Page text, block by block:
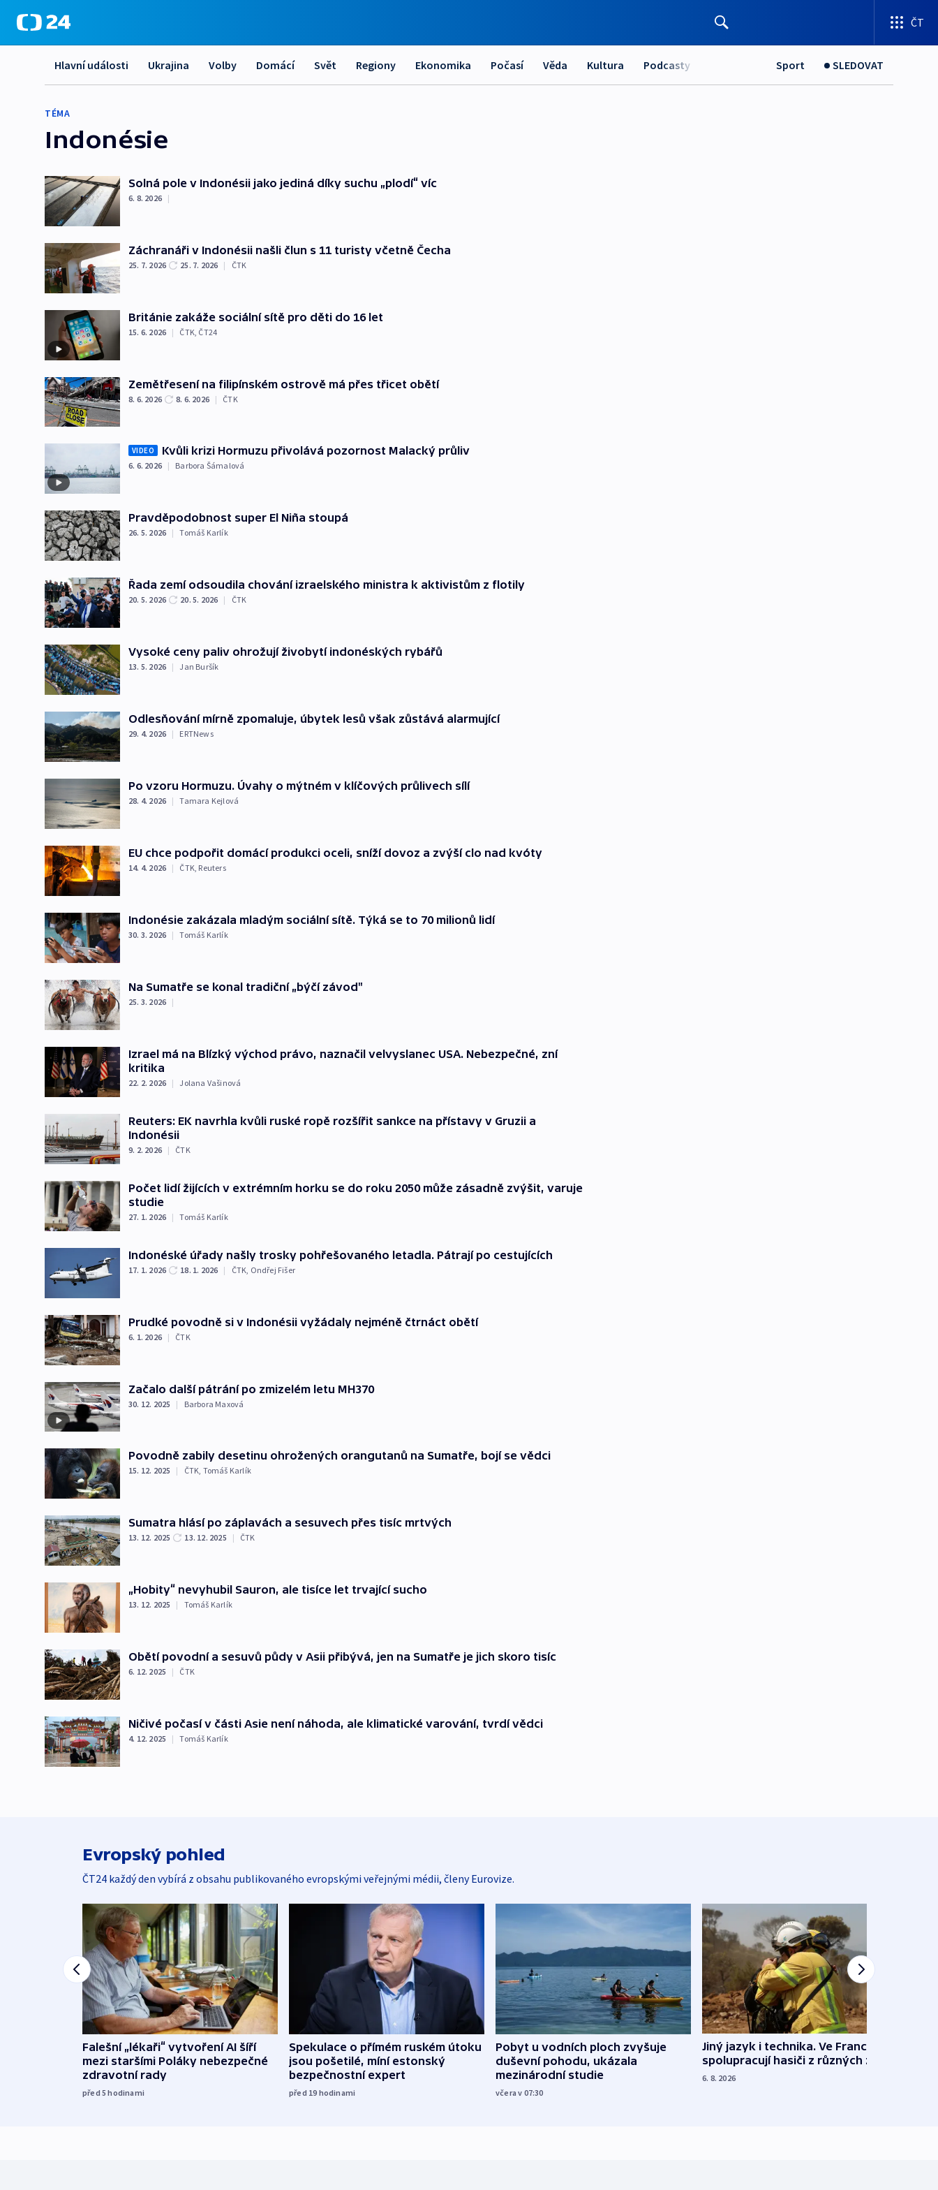
ČT
Hlavní události Ukrajina Volby Domácí Svět Regiony Ekonomika Počasí Věda Kultura Podcasty Sport SLEDOVAT
TÉMA
Indonésie
Solná pole v Indonésii jako jediná díky suchu „plodí“ víc
6. 8. 2026 |
Záchranáři v Indonésii našli člun s 11 turisty včetně Čecha
25. 7. 2026 25. 7. 2026 | ČTK
Británie zakáže sociální sítě pro děti do 16 let
15. 6. 2026 | ČTK ČT24
Zemětřesení na filipínském ostrově má přes třicet obětí
8. 6. 2026 8. 6. 2026 | ČTK
VIDEO Kvůli krizi Hormuzu přivolává pozornost Malacký průliv
6. 6. 2026 | Barbora Šámalová
Pravděpodobnost super El Niña stoupá
26. 5. 2026 | Tomáš Karlík
Řada zemí odsoudila chování izraelského ministra k aktivistům z flotily
20. 5. 2026 20. 5. 2026 | ČTK
Vysoké ceny paliv ohrožují živobytí indonéských rybářů
13. 5. 2026 | Jan Buršík
Odlesňování mírně zpomaluje, úbytek lesů však zůstává alarmující
29. 4. 2026 | ERTNews
Po vzoru Hormuzu. Úvahy o mýtném v klíčových průlivech sílí
28. 4. 2026 | Tamara Kejlová
EU chce podpořit domácí produkci oceli, sníží dovoz a zvýší clo nad kvóty
14. 4. 2026 | ČTK, Reuters
Indonésie zakázala mladým sociální sítě. Týká se to 70 milionů lidí
30. 3. 2026 | Tomáš Karlík
Na Sumatře se konal tradiční „býčí závod"
25. 3. 2026 |
Izrael má na Blízký východ právo, naznačil velvyslanec USA. Nebezpečné, zní
kritika
22. 2. 2026 | Jolana Vašinová
Reuters: EK navrhla kvůli ruské ropě rozšířit sankce na přístavy v Gruzii a
Indonésii
9. 2. 2026 | ČTK
Počet lidí žijících v extrémním horku se do roku 2050 může zásadně zvýšit, varuje
studie
27. 1. 2026 | Tomáš Karlík
Indonéské úřady našly trosky pohřešovaného letadla. Pátrají po cestujících
17. 1. 2026 18. 1. 2026 | ČTK, Ondřej Fišer
Prudké povodně si v Indonésii vyžádaly nejméně čtrnáct obětí
6. 1. 2026 | ČTK
Začalo další pátrání po zmizelém letu MH370
30. 12. 2025 | Barbora Maxová
Povodně zabily desetinu ohrožených orangutanů na Sumatře, bojí se vědci
15. 12. 2025 | ČTK, Tomáš Karlík
Sumatra hlásí po záplavách a sesuvech přes tisíc mrtvých
13. 12. 2025 13. 12. 2025 | ČTK
„Hobity“ nevyhubil Sauron, ale tisíce let trvající sucho
13. 12. 2025 | Tomáš Karlík
Obětí povodní a sesuvů půdy v Asii přibývá, jen na Sumatře je jich skoro tisíc
6. 12. 2025 | ČTK
Ničivé počasí v části Asie není náhoda, ale klimatické varování, tvrdí vědci
4. 12. 2025 | Tomáš Karlík
Evropský pohled
ČT24 každý den vybírá z obsahu publikovaného evropskými veřejnými médii, členy Eurovize.
Falešní „lékaři“ vytvoření AI šíří
mezi staršími Poláky nebezpečné
zdravotní rady
před 5hodinami
Spekulace o přímém ruském útoku
jsou pošetilé, míní estonský
bezpečnostní expert
před 19 hodinami
Pobyt u vodních ploch zvyšuje
duševní pohodu, ukázala
mezinárodní studie
včera v 07:30
Jiný jazyk i technika. Ve Francii
spolupracují hasiči z různých zemí
6. 8. 2026